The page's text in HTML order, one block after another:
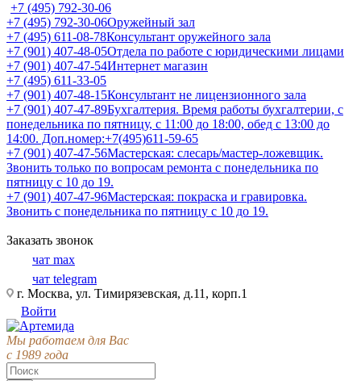
+7 (495) 792-30-06
+7 (495) 792-30-06Оружейный зал
+7 (495) 611-08-78Консультант оружейного зала
+7 (901) 407-48-05Отдела по работе с юридическими лицами
+7 (901) 407-47-54Интернет магазин
+7 (495) 611-33-05
+7 (901) 407-48-15Консультант не лицензионного зала
+7 (901) 407-47-89Бухгалтерия. Время работы бухгалтерии, с
понедельника по пятницу, с 11:00 до 18:00, обед с 13:00 до
14:00. Доп.номер:+7(495)611-59-65
+7 (901) 407-47-56Мастерская: слесарь/мастер-ложевщик.
Звонить только по вопросам ремонта с понедельника по
пятницу с 10 до 19.
+7 (901) 407-47-96Мастерская: покраска и гравировка.
Звонить с понедельника по пятницу с 10 до 19.
Заказать звонок
чат max
чат telegram
г. Москва, ул. Тимирязевская, д.11, корп.1
Войти
Мы работаем для Вас
с 1989 года